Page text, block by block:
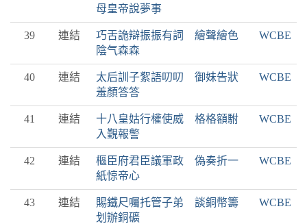
母皇帝說夢事
39 連結
巧舌詭辯振振有詞 繪聲繪色
陰气森森
WCBE
40 連結
太后訓子絮語叨叨 御妹告狀
羞顏答答
WCBE
41 連結
十八皇姑行權使威 格格額駙
入覲報警
WCBE
42 連結
樞臣府君臣議軍政 偽奏折一
紙惊帝心
WCBE
43 連結
賜鐵尺囑托管子弟 談銅幣籌
划辦銅礦
WCBE